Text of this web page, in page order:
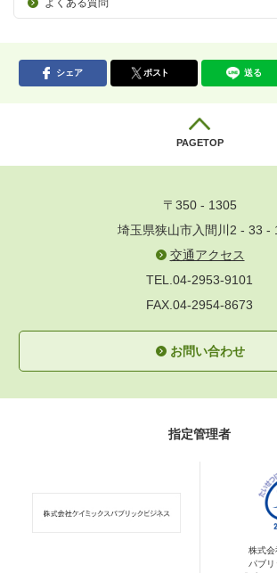
シェア ポスト 送る
PAGETOP
〒350 - 1305
埼玉県狭山市入間川2 - 33 -
交通アクセス
TEL.04-2953-9101
FAX.04-2954-8673
お問い合わせ
指定管理者
株式会
パブ